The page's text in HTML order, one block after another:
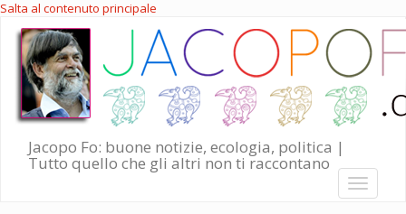
Salta al contenuto principale
Jacopo Fo: buone notizie, ecologia, politica |
Tutto quello che gli altri non ti raccontano
Toggle